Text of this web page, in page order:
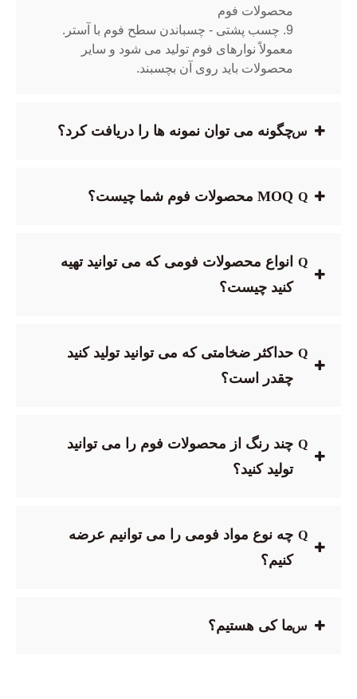
محصولات فوم
9. چسب پشتی - چسباندن سطح فوم با آستر.
معمولاً نوارهای فوم تولید می شود و سایر
محصولات باید روی آن بچسبند.
سچگونه می توان نمونه ها را دریافت کرد؟
Q MOQ محصولات فوم شما چیست؟
Q
انواع محصولات فومی که می توانید تهیه
کنید چیست؟
Q حداکثر ضخامتی که می توانید تولید کنید
چقدر است؟
Q چند رنگ از محصولات فوم را می توانید
تولید کنید؟
Q چه نوع مواد فومی را می توانیم عرضه
کنیم؟
سما کی هستیم؟